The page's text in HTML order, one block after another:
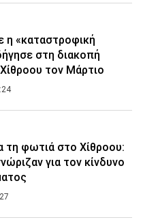
«καταστροφική
στη διακοπή
τον Μάρτιο
τη φωτιά στο Χίθροου:
για τον κίνδυνο